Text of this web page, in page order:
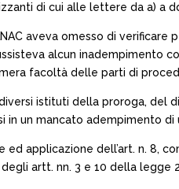
di cui alle lettere da a) a
aveva omesso di
alcun
facoltà delle parti di
istituti della proroga, del
un mancato adempimento di
applicazione dell’art. n. 8,
artt. nn. 3 e 10 della legge